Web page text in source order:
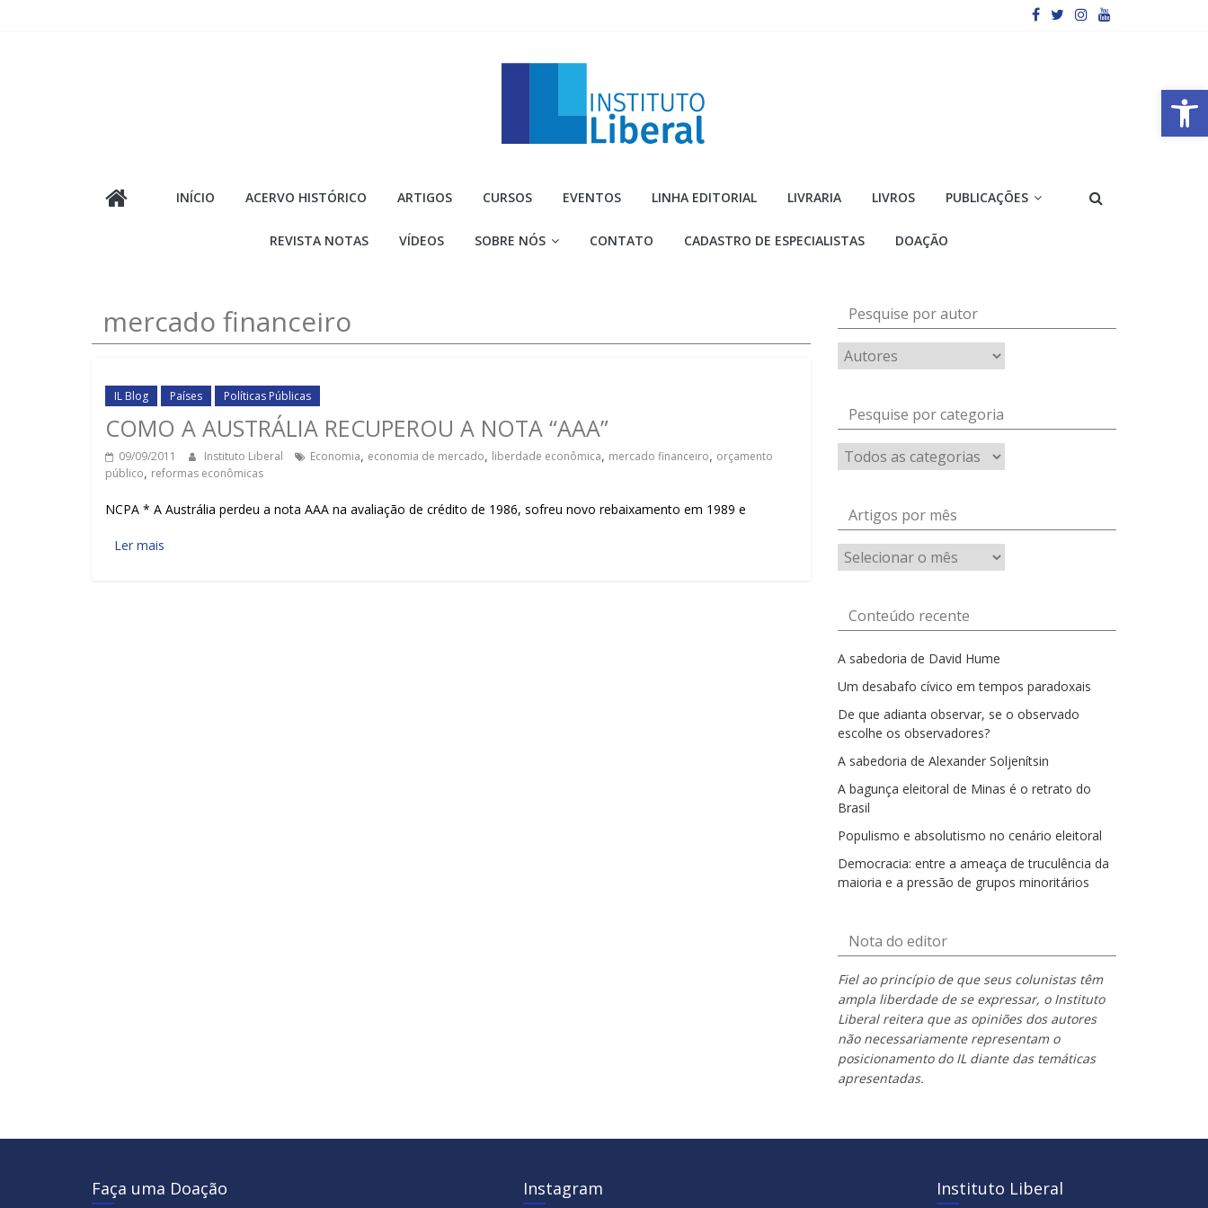
Barra de Ferramentas Aberta
Liberal
mais
INÍCIO ACERVO HISTÓRICO ARTIGOS CURSOS EVENTOS LINHA EDITORIAL LIVRARIA LIVROS PUBLICAÇÕES
REVISTA NOTAS VÍDEOS SOBRE NÓS CONTATO CADASTRO DE ESPECIALISTAS DOAÇÃO
mercado financeiro
IL Blog Países Políticas Públicas
COMO A AUSTRÁLIA RECUPEROU A NOTA “AAA”
09/09/2011 Instituto Liberal Economia, economia de mercado, liberdade econômica, mercado financeiro, orçamento
público, reformas econômicas
NCPA * A Austrália perdeu a nota AAA na avaliação de crédito de 1986, sofreu novo rebaixamento em 1989 e
Ler mais
Pesquise por autor
Pesquise por categoria
Artigos por mês
Artigos
por
Conteúdo recente
A sabedoria de David Hume
Um desabafo cívico em tempos paradoxais
De que adianta observar, se o observado
escolhe os observadores?
A sabedoria de Alexander Soljenítsin
A bagunça eleitoral de Minas é o retrato do
Brasil
Populismo e absolutismo no cenário eleitoral
Democracia: entre a ameaça de truculência da
maioria e a pressão de grupos minoritários
Nota do editor
Fiel ao princípio de que seus colunistas têm
ampla liberdade de se expressar, o Instituto
Liberal reitera que as opiniões dos autores
não necessariamente representam o
posicionamento do IL diante das temáticas
apresentadas.
Faça uma Doação Instagram Instituto Liberal